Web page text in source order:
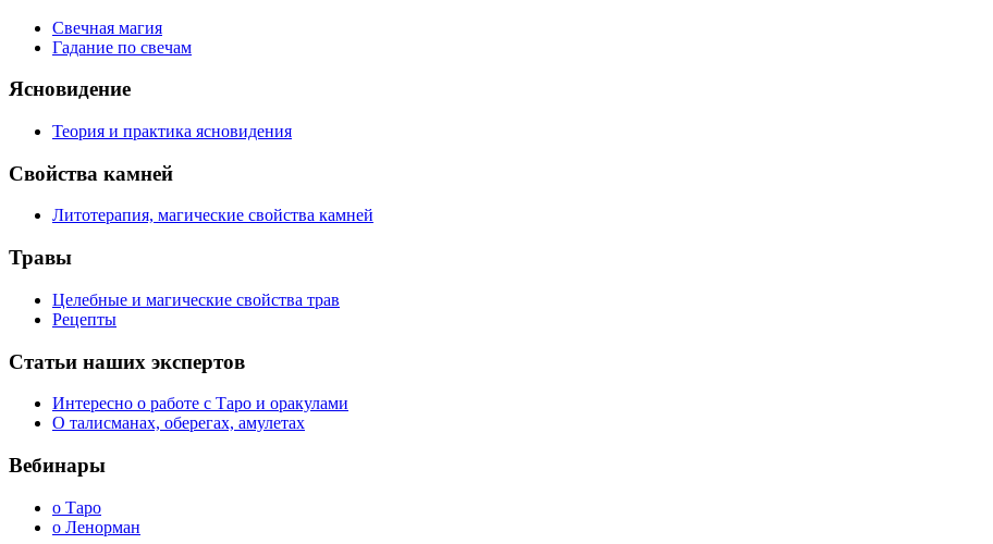
Свечная магия
Гадание по свечам
Ясновидение
Теория и практика ясновидения
Свойства камней
Литотерапия, магические свойства камней
Травы
Целебные и магические свойства трав
Рецепты
Статьи наших экспертов
Интересно о работе с Таро и оракулами
О талисманах, оберегах, амулетах
Вебинары
о Таро
о Ленорман